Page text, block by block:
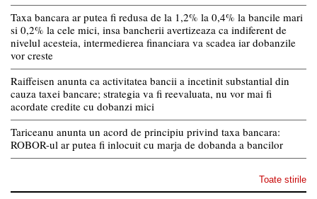
Taxa bancara ar putea fi redusa de la 1,2% la 0,4% la bancile mari
si 0,2% la cele mici, insa bancherii avertizeaza ca indiferent de
nivelul acesteia, intermedierea financiara va scadea iar dobanzile
vor creste
Raiffeisen anunta ca activitatea bancii a incetinit substantial din
cauza taxei bancare; strategia va fi reevaluata, nu vor mai fi
acordate credite cu dobanzi mici
Tariceanu anunta un acord de principiu privind taxa bancara:
ROBOR-ul ar putea fi inlocuit cu marja de dobanda a bancilor
Toate stirile